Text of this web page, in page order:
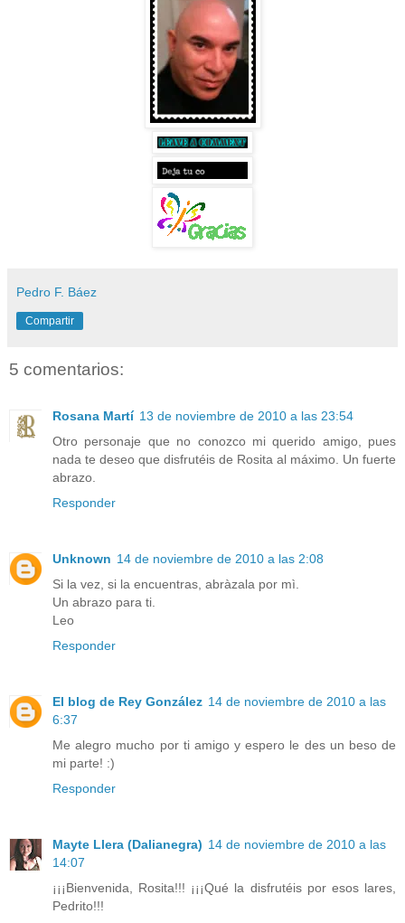
Pedro F. Báez
Compartir
5 comentarios:
Rosana Martí 13 de noviembre de 2010 a las 23:54
Otro personaje que no conozco mi querido amigo, pues
nada te deseo que disfrutéis de Rosita al máximo. Un fuerte
abrazo.
Responder
Unknown 14 de noviembre de 2010 a las 2:08
Si la vez, si la encuentras, abràzala por mì.
Un abrazo para ti.
Leo
Responder
El blog de Rey González 14 de noviembre de 2010 a las
6:37
Me alegro mucho por ti amigo y espero le des un beso de
mi parte! :)
Responder
Mayte Llera (Dalianegra) 14 de noviembre de 2010 a las
14:07
¡¡¡Bienvenida, Rosita!!! ¡¡¡Qué la disfrutéis por esos lares,
Pedrito!!!